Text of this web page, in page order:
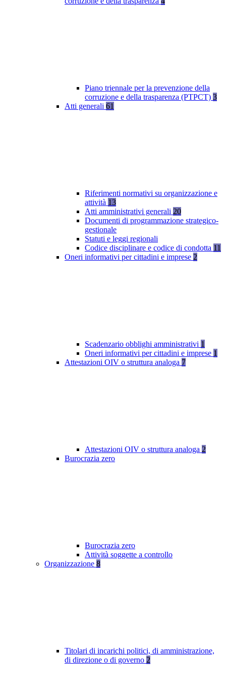
Piano triennale per la prevenzione della
corruzione e della trasparenza (PTPCT) 3
Atti generali 61
Riferimenti normativi su organizzazione e
attività 13
Atti amministrativi generali 20
Documenti di programmazione strategico-
gestionale
Statuti e leggi regionali
Codice disciplinare e codice di condotta 11
Oneri informativi per cittadini e imprese 2
Scadenzario obblighi amministrativi 1
Oneri informativi per cittadini e imprese 1
Attestazioni OIV o struttura analoga 7
Attestazioni OIV o struttura analoga 2
Burocrazia zero
Burocrazia zero
Attività soggette a controllo
Organizzazione 8
Titolari di incarichi politici, di amministrazione,
di direzione o di governo 2